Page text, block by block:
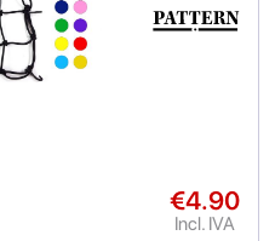
€4.90
Incl. IVA